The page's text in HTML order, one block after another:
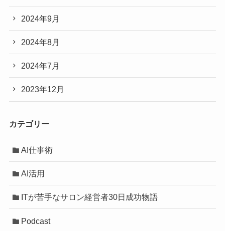
2024年9月
2024年8月
2024年7月
2023年12月
カテゴリー
AI仕事術
AI活用
ITが苦手なサロン経営者30日成功物語
Podcast